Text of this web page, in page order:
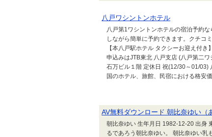
八戸ワシントンホテル
八戸第1ワシントンホテルの宿泊予約
しながら簡単に予約できます。クチコ
【本八戸駅ホテル タクシーお迎え付
申込みはJTB東北 八戸支店 (八戸第二
石万ビル１階 定休日 祝(12/30～01/03)
国のホテル、旅館、民宿における格安
AV無料ダウンロード 朝比奈ゆい（
朝比奈ゆい 生年月日 1982-12-20 出身
るであろう朝比奈ゆい。 朝比奈ゆい乳